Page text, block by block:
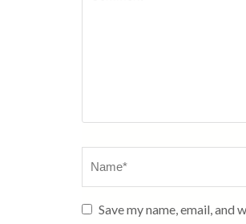
Save my name, email,